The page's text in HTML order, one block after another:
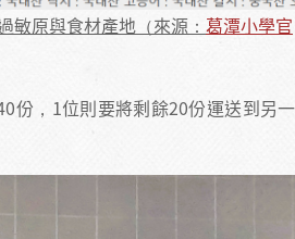
原與食材產地（來源： 葛潭小學官
份，1位則要將剩餘20份運送到另